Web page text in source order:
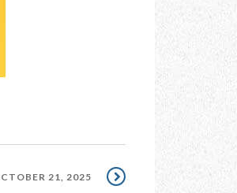
21, 2025